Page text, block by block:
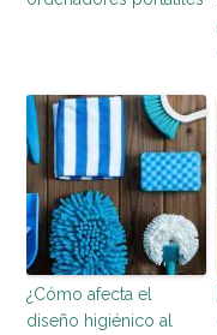
¿Cómo afecta el
diseño higiénico al